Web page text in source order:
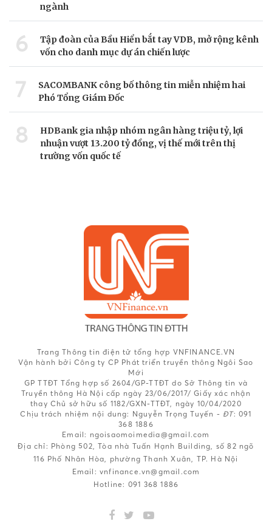
ngành
6
Tập đoàn của Bầu Hiển bắt tay VDB, mở rộng kênh
vốn cho danh mục dự án chiến lược
7
SACOMBANK công bố thông tin miễn nhiệm hai
Phó Tổng Giám Đốc
8
HDBank gia nhập nhóm ngân hàng triệu tỷ, lợi
nhuận vượt 13.200 tỷ đồng, vị thế mới trên thị
trường vốn quốc tế
Trang Thông tin điện tử tổng hợp VNFINANCE.VN
Vận hành bởi Công ty CP Phát triển truyền thông Ngôi Sao
Mới
GP TTĐT Tổng hợp số 2604/GP-TTĐT do Sở Thông tin và
Truyền thông Hà Nội cấp ngày 23/06/2017/ Giấy xác nhận
thay Chủ sở hữu số 1182/GXN-TTĐT, ngày 10/04/2020
Chịu trách nhiệm nội dung: Nguyễn Trọng Tuyến - ĐT: 091
368 1886
Email: ngoisaomoimedia@gmail.com
Địa chỉ: Phòng 502, Tòa nhà Tuấn Hạnh Building, số 82 ngõ
116 Phố Nhân Hòa, phường Thanh Xuân, TP. Hà Nội
Email: vnfinance.vn@gmail.com
Hotline: 091 368 1886